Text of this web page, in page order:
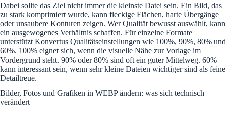
Dabei sollte das Ziel nicht immer die kleinste Datei sein. Ein Bild, das
zu stark komprimiert wurde, kann fleckige Flächen, harte Übergänge
oder unsaubere Konturen zeigen. Wer Qualität bewusst auswählt, kann
ein ausgewogenes Verhältnis schaffen. Für einzelne Formate
unterstützt Konvertus Qualitätseinstellungen wie 100%, 90%, 80% und
60%. 100% eignet sich, wenn die visuelle Nähe zur Vorlage im
Vordergrund steht. 90% oder 80% sind oft ein guter Mittelweg. 60%
kann interessant sein, wenn sehr kleine Dateien wichtiger sind als feine
Detailtreue.
Bilder, Fotos und Grafiken in WEBP ändern: was sich technisch
verändert